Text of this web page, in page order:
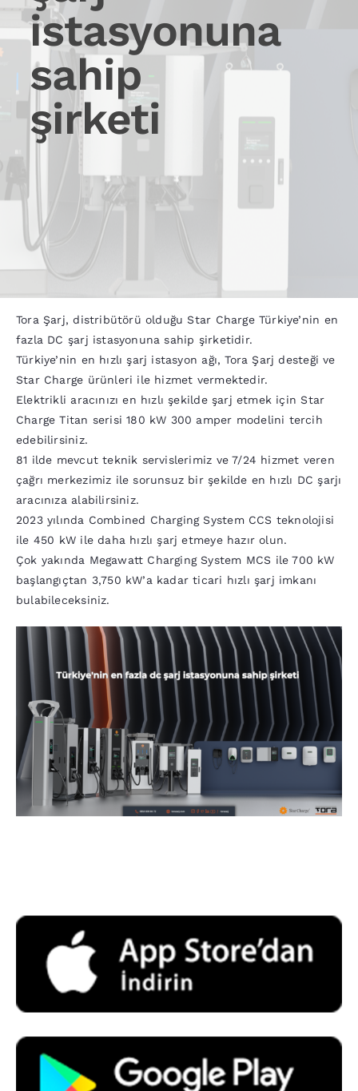
istasyonuna
sahip
şirketi
Tora Şarj, distribütörü olduğu Star Charge Türkiye’nin en
fazla DC şarj istasyonuna sahip şirketidir.
Türkiye’nin en hızlı şarj istasyon ağı, Tora Şarj desteği ve
Star Charge ürünleri ile hizmet vermektedir.
Elektrikli aracınızı en hızlı şekilde şarj etmek için Star
Charge Titan serisi 180 kW 300 amper modelini tercih
edebilirsiniz.
81 ilde mevcut teknik servislerimiz ve 7/24 hizmet veren
çağrı merkezimiz ile sorunsuz bir şekilde en hızlı DC şarjı
aracınıza alabilirsiniz.
2023 yılında Combined Charging System CCS teknolojisi
ile 450 kW ile daha hızlı şarj etmeye hazır olun.
Çok yakında Megawatt Charging System MCS ile 700 kW
başlangıçtan 3,750 kW’a kadar ticari hızlı şarj imkanı
bulabileceksiniz.